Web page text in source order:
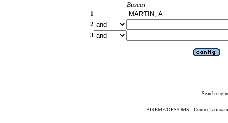
Buscar
1
2
3
Search
BIREME/OPS/OMS - Centro